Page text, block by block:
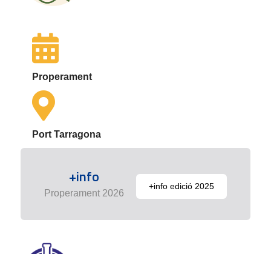
Properament
Port Tarragona
+info
Properament 2026
+info edició 2025